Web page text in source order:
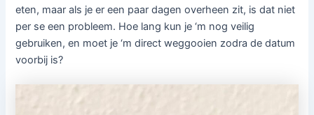
eten, maar als je er een paar dagen overheen zit, is dat niet
per se een probleem. Hoe lang kun je ‘m nog veilig
gebruiken, en moet je ‘m direct weggooien zodra de datum
voorbij is?